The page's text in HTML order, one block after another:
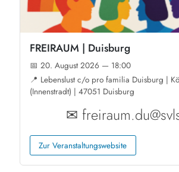
FREIRAUM | Duisburg
📅 20. August 2026 — 18:00
📍 Lebenslust c/o pro familia Duisburg |
(Innenstradt) | 47051 Duisburg
✉
Zur Veranstaltungswebsite